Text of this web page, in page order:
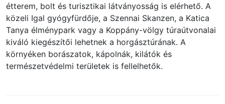
étterem, bolt és turisztikai látványosság is elérhető. A
közeli Igal gyógyfürdője, a Szennai Skanzen, a Katica
Tanya élménypark vagy a Koppány-völgy túraútvonalai
kiváló kiegészítői lehetnek a horgásztúrának. A
környéken borászatok, kápolnák, kilátók és
természetvédelmi területek is fellelhetők.